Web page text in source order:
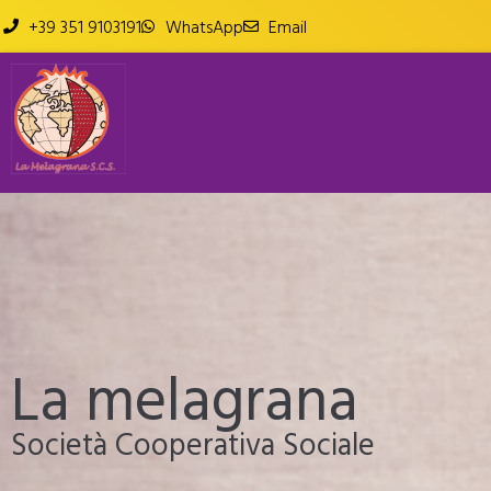
+39 351 9103191 WhatsApp Email
La melagrana
Società Cooperativa Sociale